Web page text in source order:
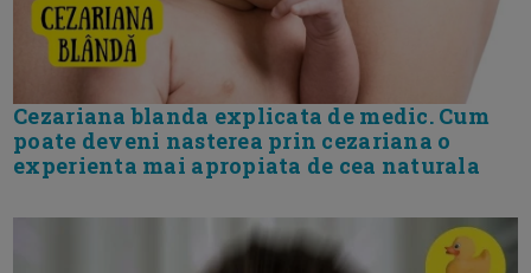
Cezariana blanda explicata de medic. Cum
poate deveni nasterea prin cezariana o
experienta mai apropiata de cea naturala